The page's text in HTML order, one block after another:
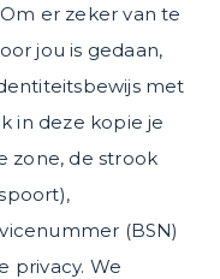
er zeker van te
jou is gedaan,
met
in deze kopie je
zone, de strook
(BSN)
privacy. We